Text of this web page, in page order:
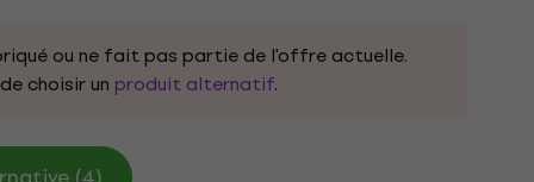
ou ne fait pas partie de l'offre actuelle.
choisir un produit alternatif.